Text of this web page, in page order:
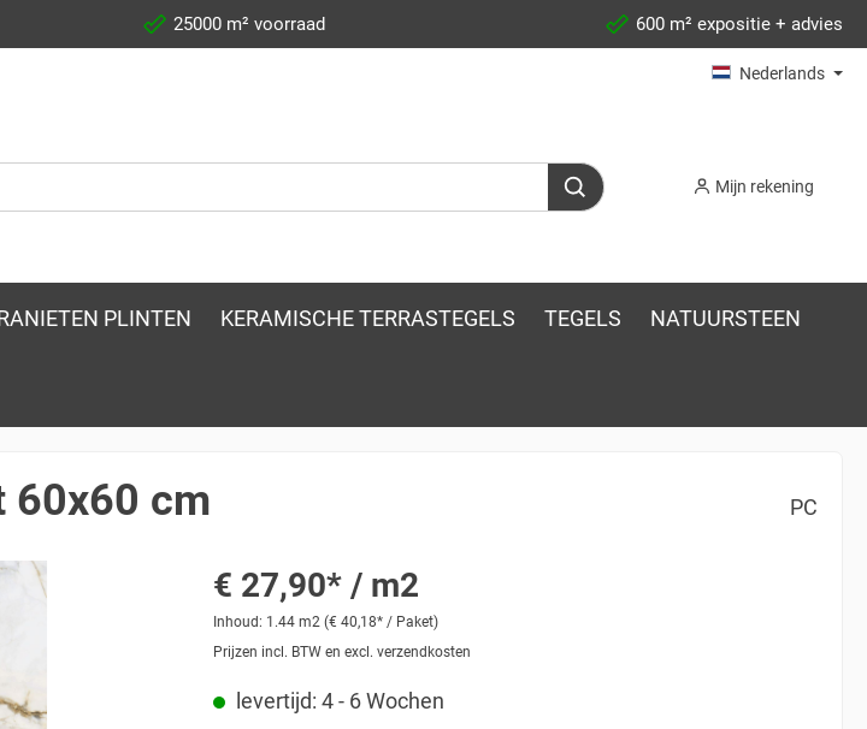
25000 m² voorraad 600 m² expositie + advies
Nederlands
Mijn rekening
PLINTEN KERAMISCHE TERRASTEGELS TEGELS NATUURSTEEN
60x60 cm PC
€ 27,90* / m2
Inhoud: 1.44 m2 (€ 40,18* / Paket)
Prijzen incl. BTW en excl. verzendkosten
levertijd: 4 - 6 Wochen